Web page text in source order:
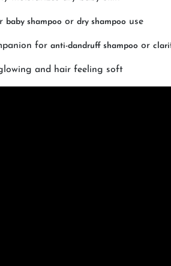
baby shampoo or dry shampoo use
for anti-dandruff shampoo or
and hair feeling soft